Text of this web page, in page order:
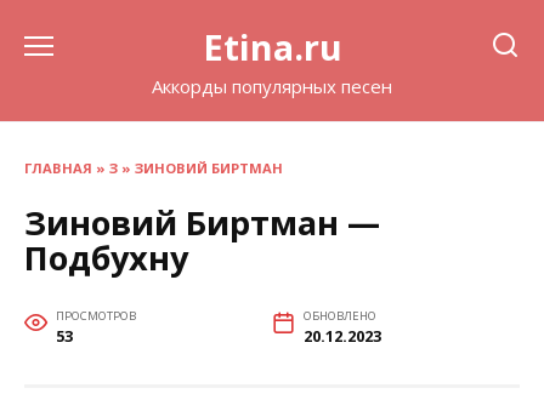
Etina.ru
Аккорды популярных песен
ГЛАВНАЯ » З » ЗИНОВИЙ БИРТМАН
Зиновий Биртман —
Подбухну
ПРОСМОТРОВ
53
ОБНОВЛЕНО
20.12.2023